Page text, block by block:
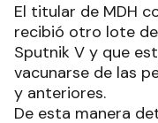
El titular de MDH
recibió otro lote
Sputnik V y que
vacunarse de las
y anteriores.
De esta manera